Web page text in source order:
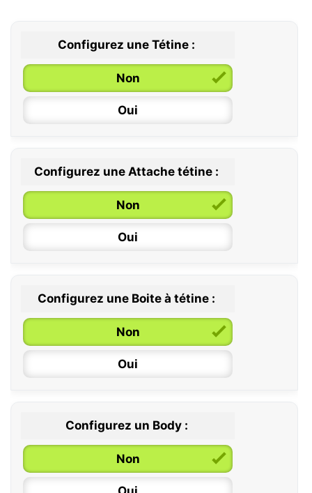
Configurez une Tétine :
Non
Oui
0 / 6 mois
6 / 36 mois
Configurez une Attache tétine :
Non
Oui
Configurez une Boite à tétine :
Non
Oui
Configurez un Body :
Non